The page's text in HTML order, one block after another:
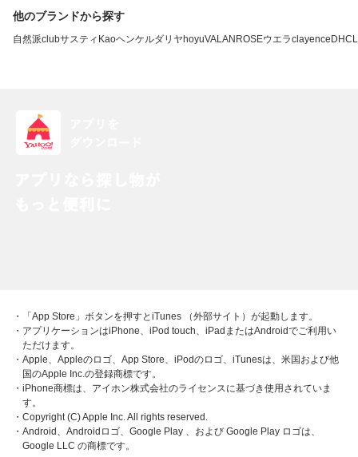
他のブランドから探す
自然派clubサスティ Kaoヘンケルダリヤ hoyuVALANROSEウエラclayence DHC
・「App Store」ボタンを押すとiTunes （外部サイト）が起動します。
・アプリケーションはiPhone、iPod touch、iPadまたはAndroidでご利用い
ただけます。
・Apple、Appleのロゴ、App Store、iPodのロゴ、iTunesは、米国および他
国のApple Inc.の登録商標です。
・iPhone商標は、アイホン株式会社のライセンスに基づき使用されていま
す。
・Copyright (C) Apple Inc. All rights reserved.
・Android、Androidロゴ、Google Play 、および Google Play ロゴは、
Google LLC の商標です。